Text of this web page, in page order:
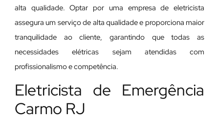
alta qualidade. Optar por uma empresa de eletricista
assegura um serviço de alta qualidade e proporciona maior
tranquilidade ao cliente, garantindo que todas as
necessidades elétricas sejam atendidas com
profissionalismo e competência.
Eletricista de Emergência
Carmo RJ